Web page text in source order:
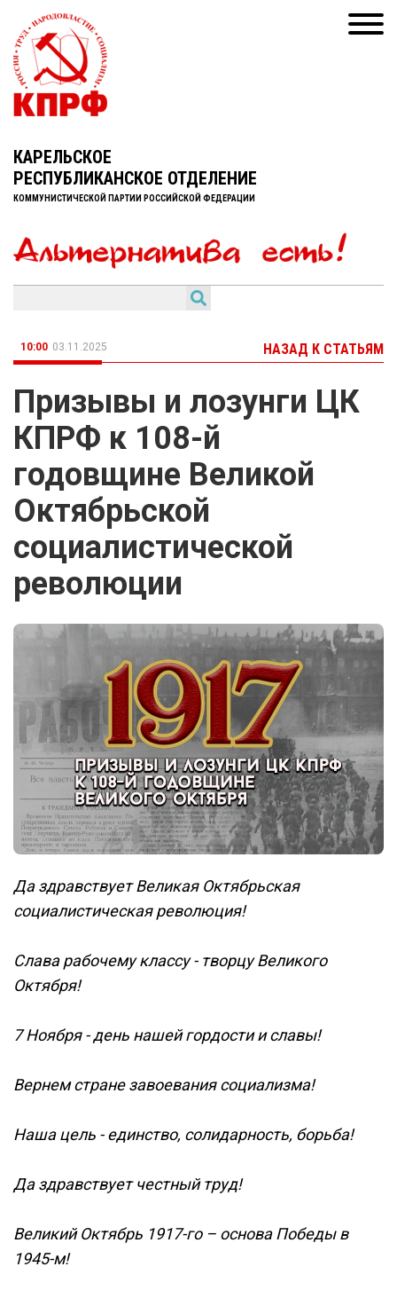
КАРЕЛЬСКОЕ
РЕСПУБЛИКАНСКОЕ ОТДЕЛЕНИЕ
КОММУНИСТИЧЕСКОЙ ПАРТИИ РОССИЙСКОЙ ФЕДЕРАЦИИ
10:00 03.11.2025 НАЗАД К СТАТЬЯМ
Призывы и лозунги ЦК
КПРФ к 108-й
годовщине Великой
Октябрьской
социалистической
революции
Да здравствует Великая Октябрьская
социалистическая революция!
Слава рабочему классу - творцу Великого
Октября!
7 Ноября - день нашей гордости и славы!
Вернем стране завоевания социализма!
Наша цель - единство, солидарность, борьба!
Да здравствует честный труд!
Великий Октябрь 1917-го – основа Победы в
1945-м!